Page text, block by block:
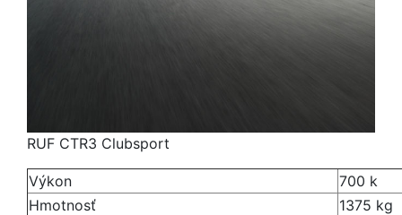
RUF CTR3 Clubsport
Výkon
700 k
Hmotnosť
1375 kg